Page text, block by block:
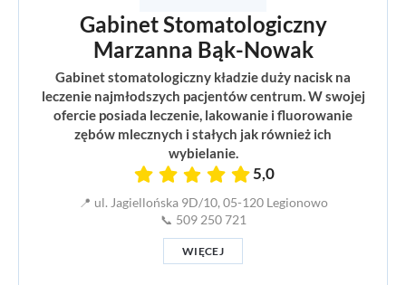
Gabinet Stomatologiczny
Marzanna Bąk-Nowak
Gabinet stomatologiczny kładzie duży nacisk na
leczenie najmłodszych pacjentów centrum. W swojej
ofercie posiada leczenie, lakowanie i fluorowanie
zębów mlecznych i stałych jak również ich
wybielanie.
5,0
📍 ul. Jagiellońska 9D/10, 05-120 Legionowo
📞 509 250 721
WIĘCEJ